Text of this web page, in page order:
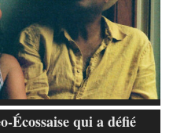
Écossaise qui a défié